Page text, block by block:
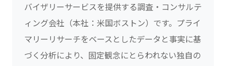
バイザリーサービスを提供する調査・コンサルテ
ィング会社（本社：米国ボストン）です。プライ
マリーリサーチをベースとしたデータと事実に基
づく分析により、固定観念にとらわれない独自の